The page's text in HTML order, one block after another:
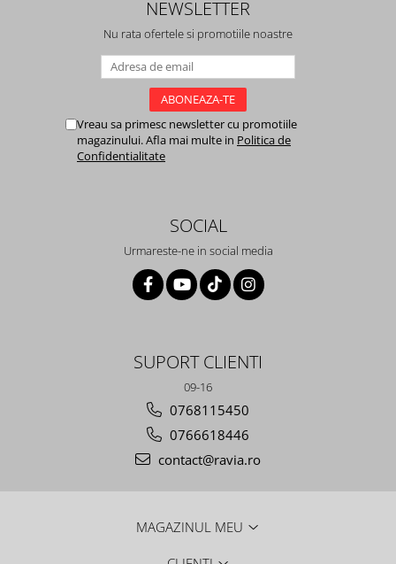
NEWSLETTER
Nu rata ofertele si promotiile noastre
Vreau sa primesc newsletter cu promotiile
magazinului. Afla mai multe in Politica de
Confidentialitate
SOCIAL
Urmareste-ne in social media
SUPORT CLIENTI
09-16
0768115450
0766618446
contact@ravia.ro
MAGAZINUL MEU